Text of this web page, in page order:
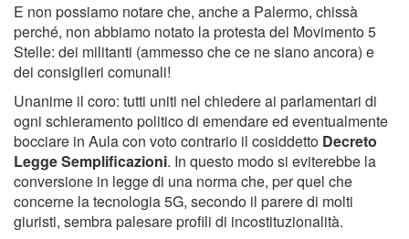
E non possiamo notare che, anche a Palermo, chissà
perché, non abbiamo notato la protesta del Movimento 5
Stelle: dei militanti (ammesso che ce ne siano ancora) e
dei consiglieri comunali!
Unanime il coro: tutti uniti nel chiedere ai parlamentari di
ogni schieramento politico di emendare ed eventualmente
bocciare in Aula con voto contrario il cosiddetto Decreto
Legge Semplificazioni. In questo modo si eviterebbe la
conversione in legge di una norma che, per quel che
concerne la tecnologia 5G, secondo il parere di molti
giuristi, sembra palesare profili di incostituzionalità.